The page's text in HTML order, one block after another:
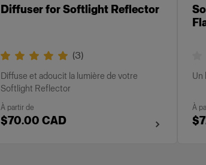
Diffuser for Softlight Reflector
(3)
Diffuse et adoucit la lumière de votre
Softlight Reflector
À partir de
$70.00 CAD
Un
À